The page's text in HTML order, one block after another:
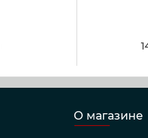
О магазине